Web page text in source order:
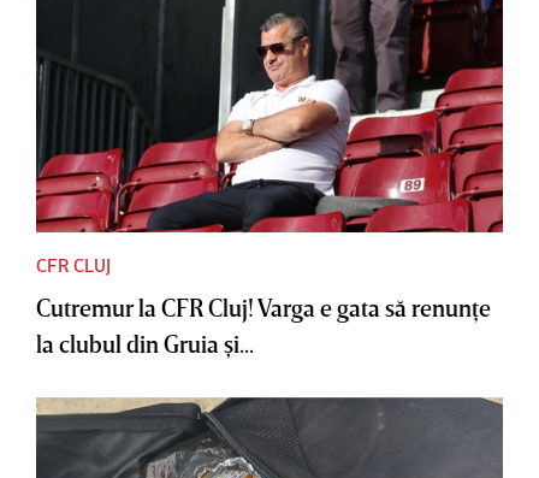
CFR CLUJ
Cutremur la CFR Cluj! Varga e gata să renunţe
la clubul din Gruia şi...